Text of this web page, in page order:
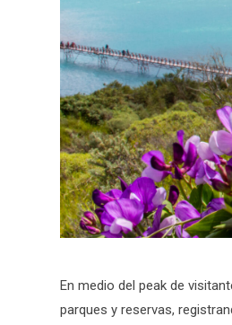
En medio del peak de
parques y reservas,